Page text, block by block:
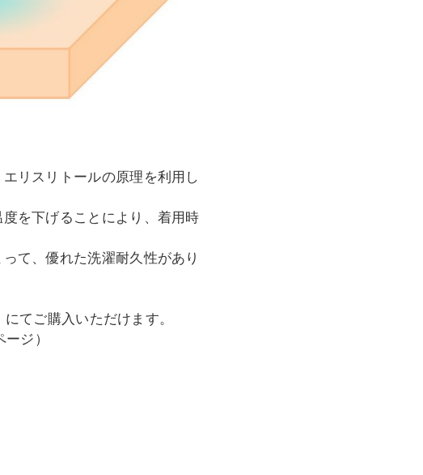
リスリトールの原理を利用し
を下げることにより、着用時
て、優れた洗濯耐久性があり
てご購入いただけます。
ジ）